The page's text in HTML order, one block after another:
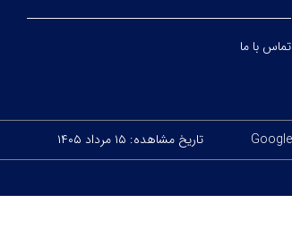
تماس با ما
تاریخ مشاهده: ۱۵ مرداد ۱۴۰۵